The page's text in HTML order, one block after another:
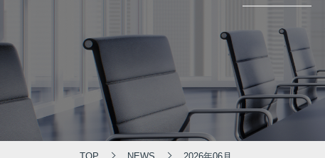
PRODUCTS
製品情報
CONCEPT
⾳響特機の特長
⾳響特機の特長
COMPANY
企業情報
会社概要